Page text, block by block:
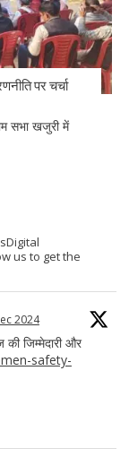
पर चर्चा
सभा खजुरी में
us to get the
2024
की जिम्मेदारी और
safety-